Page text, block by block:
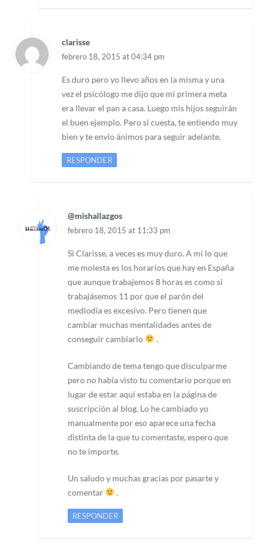
clarisse
febrero 18, 2015 at 04:34 pm
Es duro pero yo llevo años en la misma y una
vez el psicólogo me dijo que mi primera meta
era llevar el pan a casa. Luego mis hijos seguirán
el buen ejemplo. Pero sí cuesta, te entiendo muy
bien y te envío ánimos para seguir adelante.
RESPONDER
@mishallazgos
febrero 18, 2015 at 11:33 pm
Si Clarisse, a veces es muy duro. A mi lo que
me molesta es los horarios que hay en España
que aunque trabajemos 8 horas es como si
trabajásemos 11 por que el parón del
mediodía es excesivo. Pero tienen que
cambiar muchas mentalidades antes de
conseguir cambiarlo
.
Cambiando de tema tengo que disculparme
pero no había visto tu comentario porque en
lugar de estar aquí estaba en la página de
suscripción al blog. Lo he cambiado yo
manualmente por eso aparece una fecha
distinta de la que tu comentaste, espero que
no te importe.
Un saludo y muchas gracias por pasarte y
comentar
.
RESPONDER